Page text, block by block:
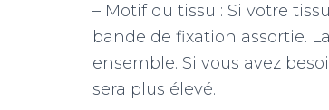
– Motif du tissu : Si votre
bande de fixation assortie.
ensemble. Si vous avez
sera plus élevé.